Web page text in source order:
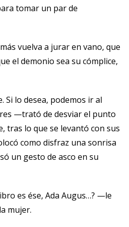
tomar un par de
vuelva a jurar en vano, que
el demonio sea su cómplice,
Si lo desea, podemos ir al
—trató de desviar el punto
tras lo que se levantó con sus
como disfraz una sonrisa
un gesto de asco en su
es ése, Ada Augus…? —le
mujer.